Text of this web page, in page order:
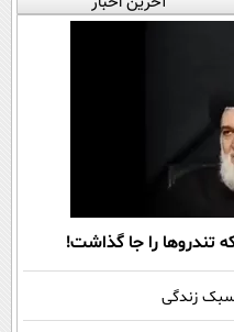
تندروها را جا گذاشت!
سبک زندگی